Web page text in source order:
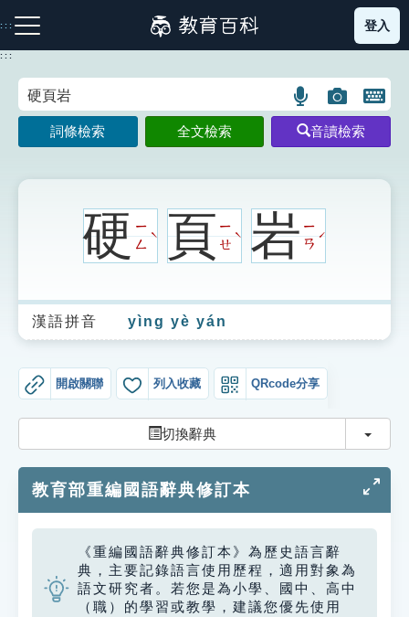
到
主
:::
注音索引圖示 筆畫索引圖示 部首索引表圖示
生字詞彙表
成語故事
索引選單
單字索引
生命大百科索引
遊戲專區
登入
:::
語
言
搜
示
圖
片
搜
開
鍵
圖
詞條檢索 全文檢索 音讀檢索
硬ㄧ
ㄥ
ˋ 頁ㄧ
ㄝ
ˋ 岩ㄧ
ㄢ
ˊ
漢語拼音 yìng yè yán
開啟關聯 列入收藏 QRcode分享
切換辭典 切換
教育部重編國語辭典修訂本
《重編國語辭典修訂本》為歷史語言辭
典，主要記錄語言使用歷程，適用對象為
語文研究者。若您是為小學、國中、高中
（職）的學習或教學，建議您優先使用